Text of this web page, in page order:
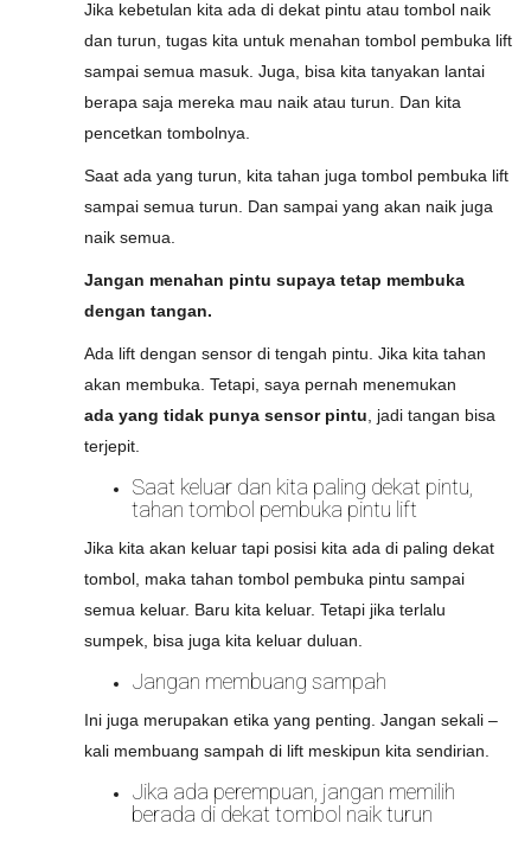
Jika kebetulan kita ada di dekat pintu atau tombol naik
dan turun, tugas kita untuk menahan tombol pembuka lift
sampai semua masuk. Juga, bisa kita tanyakan lantai
berapa saja mereka mau naik atau turun. Dan kita
pencetkan tombolnya.
Saat ada yang turun, kita tahan juga tombol pembuka lift
sampai semua turun. Dan sampai yang akan naik juga
naik semua.
Jangan menahan pintu supaya tetap membuka
dengan tangan.
Ada lift dengan sensor di tengah pintu. Jika kita tahan
akan membuka. Tetapi, saya pernah menemukan
ada yang tidak punya sensor pintu , jadi tangan bisa
terjepit.
Saat keluar dan kita paling dekat pintu,
tahan tombol pembuka pintu lift
Jika kita akan keluar tapi posisi kita ada di paling dekat
tombol, maka tahan tombol pembuka pintu sampai
semua keluar. Baru kita keluar. Tetapi jika terlalu
sumpek, bisa juga kita keluar duluan.
Jangan membuang sampah
Ini juga merupakan etika yang penting. Jangan sekali –
kali membuang sampah di lift meskipun kita sendirian.
Jika ada perempuan, jangan memilih
berada di dekat tombol naik turun